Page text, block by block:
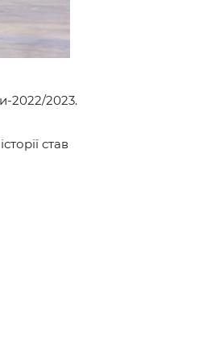
2022/2023.
став